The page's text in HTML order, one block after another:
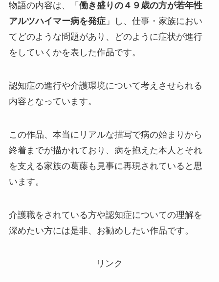
物語の内容は、「 働き盛りの４９歳の方が若年性
アルツハイマー病を発症」し、仕事・家族におい
てどのような問題があり、どのように症状が進行
をしていくかを表した作品です。
認知症の進行や介護環境について考えさせられる
内容となっています。
この作品、本当にリアルな描写で病の始まりから
終着までが描かれており、病を抱えた本人とそれ
を支える家族の葛藤も見事に再現されていると思
います。
介護職をされている方や認知症についての理解を
深めたい方には是非、お勧めしたい作品です。
リンク